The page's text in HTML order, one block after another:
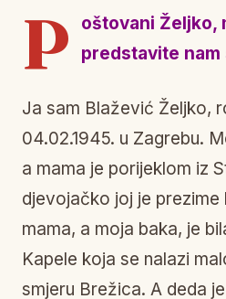
P
oštovani Željko,
predstavite nam
Ja sam Blažević Željko,
04.02.1945. u Zagrebu.
a mama je porijeklom iz
djevojačko joj je prezime
mama, a moja baka, je
Kapele koja se nalazi
smjeru Brežica. A deda